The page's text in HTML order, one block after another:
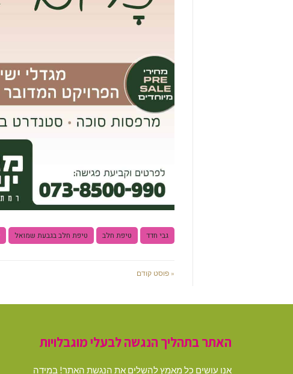
גבי חדד טיפת חלב טיפת חלב בגבעת שמואל
« פוסט קודם
האתר בתהליך הנגשה לבעלי מוגבלויות
אנו עושים כל מאמץ להשלים את הנגשת האתר! במידה